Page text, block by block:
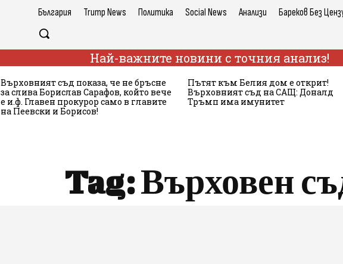
България Trump News Политика Social News Анализи Бареков Без
Най-важните новини с точния анализ!
Върховният съд показа, че не бръсне
за слива Борислав Сарафов, който вече
е и.ф. Главен прокурор само в главите
на Пеевски и Борисов!
Пътят към Белия дом е открит!
Върховният съд на САЩ: Доналд
Тръмп има имунитет
Tag:Върховен